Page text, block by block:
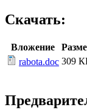
Скачать:
Вложение
rabota.doc 309